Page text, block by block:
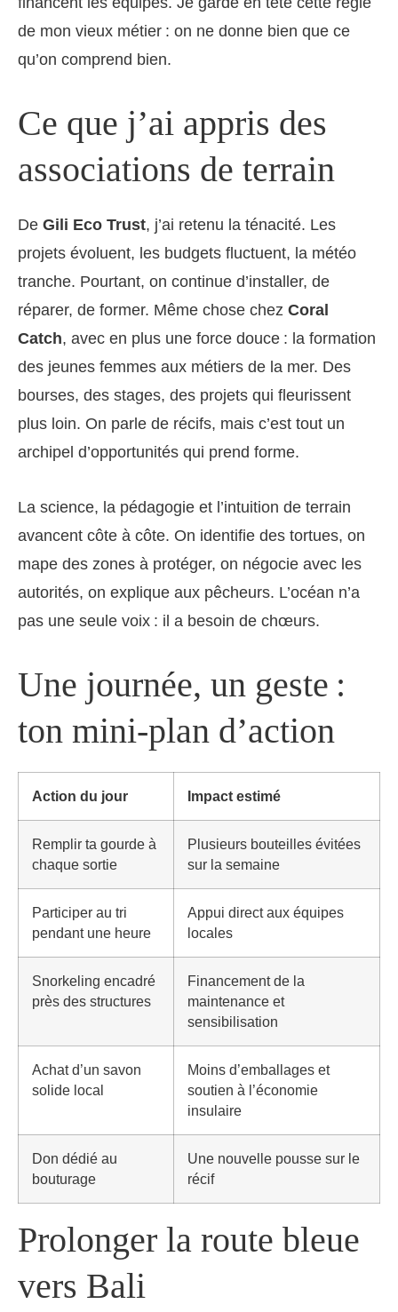
de mon vieux métier : on ne donne bien que ce
qu’on comprend bien.
Ce que j’ai appris des
associations de terrain
De Gili Eco Trust, j’ai retenu la ténacité. Les
projets évoluent, les budgets fluctuent, la météo
tranche. Pourtant, on continue d’installer, de
réparer, de former. Même chose chez Coral
Catch, avec en plus une force douce : la formation
des jeunes femmes aux métiers de la mer. Des
bourses, des stages, des projets qui fleurissent
plus loin. On parle de récifs, mais c’est tout un
archipel d’opportunités qui prend forme.
La science, la pédagogie et l’intuition de terrain
avancent côte à côte. On identifie des tortues, on
mape des zones à protéger, on négocie avec les
autorités, on explique aux pêcheurs. L’océan n’a
pas une seule voix : il a besoin de chœurs.
Une journée, un geste :
ton mini-plan d’action
Action du jour Impact estimé
Remplir ta gourde à
chaque sortie
Plusieurs bouteilles évitées
sur la semaine
Participer au tri
pendant une heure
Appui direct aux équipes
locales
Snorkeling encadré
près des structures
Financement de la
maintenance et
sensibilisation
Achat d’un savon
solide local
Moins d’emballages et
soutien à l’économie
insulaire
Don dédié au
bouturage
Une nouvelle pousse sur le
récif
Prolonger la route bleue
vers Bali